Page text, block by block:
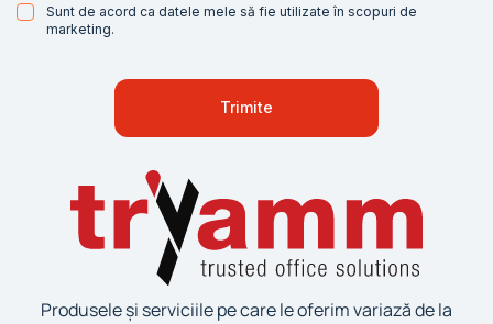
Produsele și serviciile pe care le oferim variază de la
Sunt de acord ca datele mele să fie utilizate în scopuri de
marketing.